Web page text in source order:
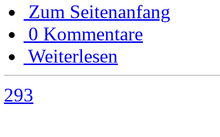
Zum Seitenanfang
0 Kommentare
Weiterlesen
293